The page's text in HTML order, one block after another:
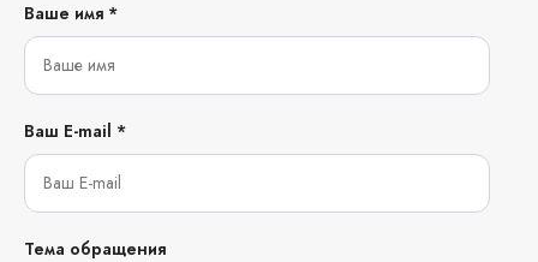
Ваше имя *
Ваш E-mail *
Тема обращения